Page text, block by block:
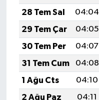
28 Tem Sal
04:04
29 Tem Çar
04:05
30 Tem Per
04:07
31 Tem Cum
04:08
1 Ağu Cts
04:10
2 Ağu Paz
04:11